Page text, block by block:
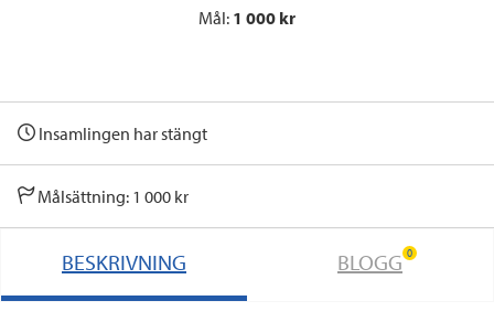
Mål: 1 000 kr
Insamlingen har stängt
Målsättning: 1 000 kr
BESKRIVNING BLOGG 0